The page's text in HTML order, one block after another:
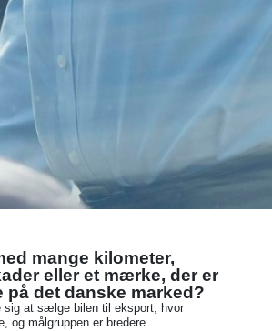
mange kilometer,
eller et mærke, der er
det danske marked?
sig at sælge bilen til eksport, hvor
og målgruppen er bredere.